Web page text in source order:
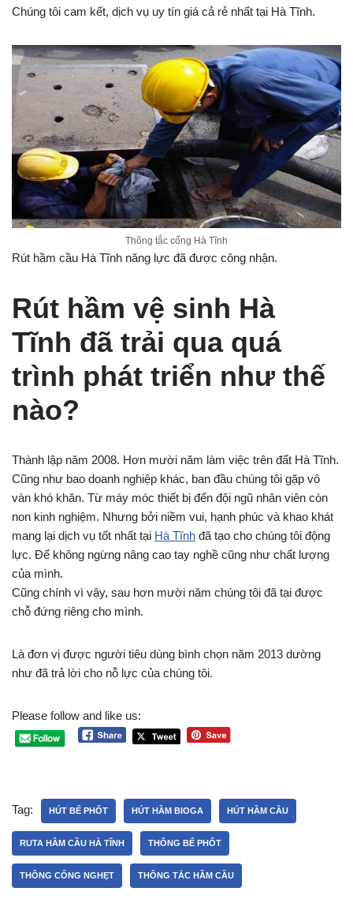
Chúng tôi cam kết, dịch vụ uy tín giá cả rẻ nhất tại Hà Tĩnh.
Thông tắc cống Hà Tĩnh
Rút hầm cầu Hà Tĩnh năng lực đã được công nhận.
Rút hầm vệ sinh Hà
Tĩnh đã trải qua quá
trình phát triển như thế
nào?
Thành lập năm 2008. Hơn mười năm làm việc trên đất Hà Tĩnh.
Cũng như bao doanh nghiệp khác, ban đầu chúng tôi gặp vô
vàn khó khăn. Từ máy móc thiết bị đến đội ngũ nhân viên còn
non kinh nghiệm. Nhưng bởi niềm vui, hạnh phúc và khao khát
mang lại dịch vụ tốt nhất tại Hà Tĩnh đã tạo cho chúng tôi động
lực. Để không ngừng nâng cao tay nghề cũng như chất lượng
của mình.
Cũng chính vì vậy, sau hơn mười năm chúng tôi đã tại được
chỗ đứng riêng cho mình.
Là đơn vị được người tiêu dùng bình chọn năm 2013 dường
như đã trả lời cho nỗ lực của chúng tôi.
Please follow and like us:
Tag: HÚT BỂ PHỐT HÚT HẦM BIOGA HÚT HẦM CẦU
RUTA HẦM CẦU HÀ TĨNH THÔNG BỂ PHỐT
THÔNG CỐNG NGHẸT THÔNG TẮC HẦM CẦU